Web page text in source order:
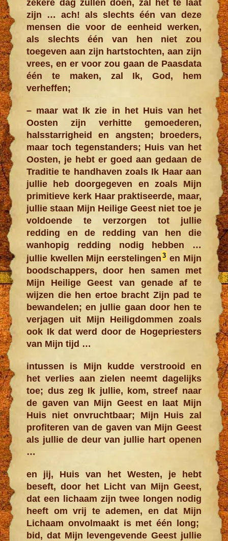
zekere dag zullen doen, zal het te laat
zijn … ach! als slechts één van deze
mensen die voor de eenheid werken,
als slechts één van hen niet zou
toegeven aan zijn hartstochten, aan zijn
vrees, en er voor zou gaan de Paasdata
één te maken, zal Ik, God, hem
verheffen;
– maar wat Ik zie in het Huis van het
Oosten zijn verhitte gemoederen,
halsstarrigheid en angsten; broeders,
maar toch tegenstanders; Huis van het
Oosten, je hebt er goed aan gedaan de
Traditie te handhaven zoals Ik Haar aan
jullie heb doorgegeven en zoals Mijn
primitieve kerk Haar praktiseerde, maar,
jullie staan Mijn Heilige Geest niet toe je
voldoende te verzorgen tot jullie
redding en de redding van hen die
wanhopig redding nodig hebben …
jullie kwellen Mijn eerstelingen 3en Mijn
boodschappers, door hen samen met
Mijn Heilige Geest van genade af te
wijzen die hen ertoe bracht Zijn pad te
bewandelen; en jullie gaan door hen te
verjagen uit Mijn Heiligdommen zoals
ook Ik dat werd door de Hogepriesters
van Mijn tijd …
intussen is Mijn kudde verstrooid en
het verlies aan zielen neemt dagelijks
toe; dus zeg Ik jullie, kom, streef naar
de gaven van Mijn Geest en laat Mijn
Huis niet onvruchtbaar; Mijn Huis zal
profiteren van de gaven van Mijn Geest
als jullie de deur van jullie hart openen
…
en jij, Huis van het Westen, je hebt
beseft, door het Licht van Mijn Geest,
dat een lichaam zijn twee longen nodig
heeft om vrij te ademen, en dat Mijn
Lichaam onvolmaakt is met één long;
bid, dat Mijn levengevende Geest jullie